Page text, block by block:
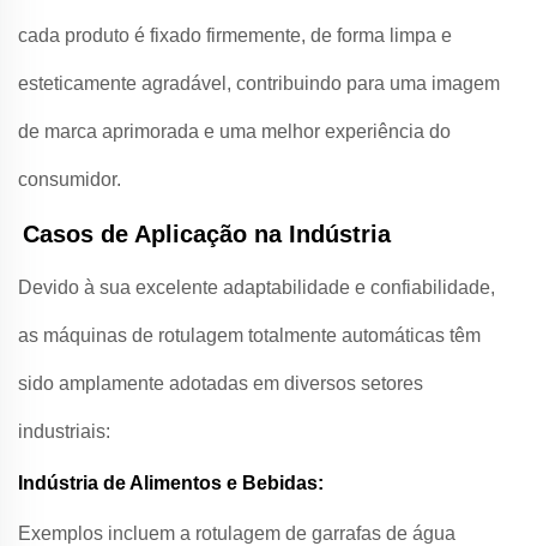
cada produto é fixado firmemente, de forma limpa e
esteticamente agradável, contribuindo para uma imagem
de marca aprimorada e uma melhor experiência do
consumidor.
Casos de Aplicação na Indústria
Devido à sua excelente adaptabilidade e confiabilidade,
as máquinas de rotulagem totalmente automáticas têm
sido amplamente adotadas em diversos setores
industriais:
Indústria de Alimentos e Bebidas:
Exemplos incluem a rotulagem de garrafas de água